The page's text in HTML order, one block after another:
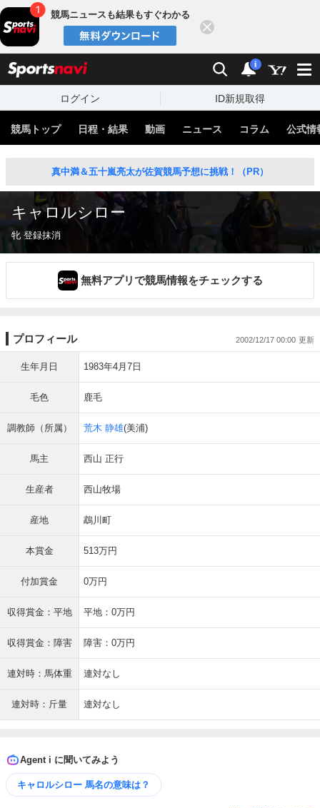
競馬ニュースも結果もすぐわかる
検索 通知
i
ログイン ID新規取得
競馬トップ 日程・結果 動画 ニュース コラム 公式情
真中満＆五十嵐亮太が佐賀競馬予想に挑戦！（PR）
キャロルシロー
牝 登録抹消
無料アプリで競馬情報をチェックする
プロフィール 2002/12/17 00:00
生年月日 1983年4月7日
毛色 鹿毛
調教師（所属） 荒木 静雄(美浦)
馬主 西山 正行
生産者 西山牧場
産地 鵡川町
本賞金 513万円
付加賞金 0万円
収得賞金：平地 平地：0万円
収得賞金：障害 障害：0万円
連対時：馬体重 連対なし
連対時：斤量 連対なし
Agent i に聞いてみよう
キャロルシロー 馬名の意味は？